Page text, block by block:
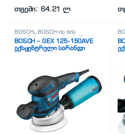
თვეში: 64.21 ლ
BOSCH, BOSCH-ის ხის
დასამუშავებელი ხელსაწყოები
BOSCH – GEX 125-150AVE
ექსცენტრული სარანდი